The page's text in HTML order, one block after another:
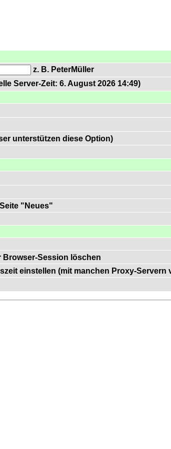
z. B. PeterMüller
Server-Zeit: 6. August 2026 14:49)
unterstützen diese Option)
"Neues"
Browser-Session löschen
einstellen (mit manchen Proxy-Servern